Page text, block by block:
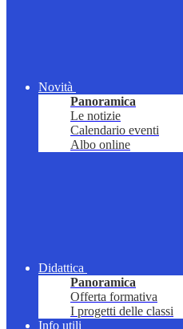
Novità
Panoramica
Le notizie
Calendario eventi
Albo online
Didattica
Panoramica
Offerta formativa
I progetti delle classi
Info utili